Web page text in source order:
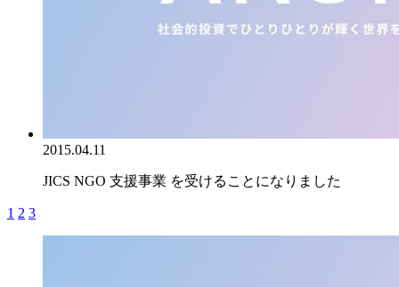
2015.04.11
JICS NGO 支援事業 を受けることになりました
1 2 3